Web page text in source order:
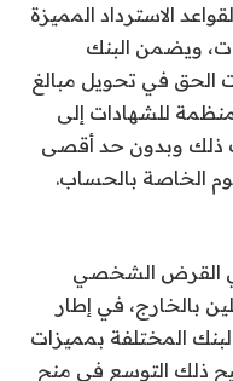
أشهر وفقاً لقواعد الاسترداد المميزة
ويضمن البنك
الحق في تحويل مبالغ
للشهادات إلى
ذلك وبدون حد أقصى
الخاصة بالحساب.
القرض الشخصي
بالخارج، في إطار
المختلفة بمميزات
ذلك التوسع في منح